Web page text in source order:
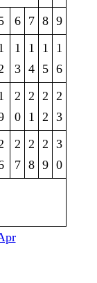
6 7 8 9
1
3
1
4
1
5
1
6
2
0
2
1
2
2
2
3
2
7
2
8
2
9
3
0